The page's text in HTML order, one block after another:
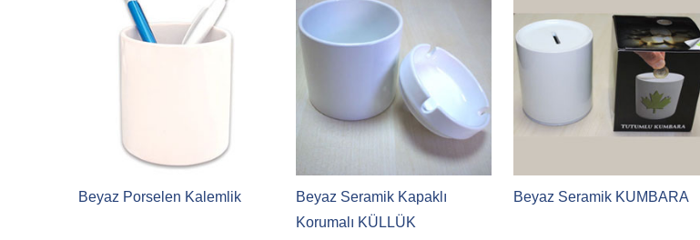
Beyaz Porselen Kalemlik
Beyaz Seramik Kapaklı
Korumalı KÜLLÜK
Beyaz Seramik KUMBARA